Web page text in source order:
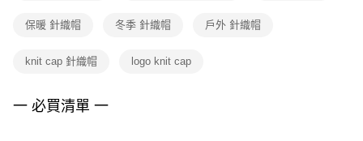
權轉讓予恩沛科技股份有限公司。
３．未成年的使用者請事先徵得法定代理人或監護人之同意方可使用
４．使用「AFTEE先享後付」時，將依據個別帳號之用戶狀況，依本公司即
保暖 針織帽 冬季 針織帽 戶外 針織帽
knit cap 針織帽 logo knit cap
一 必買清單 一